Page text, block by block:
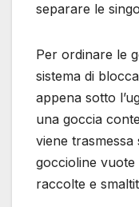
separare le
Per ordinare le
sistema di
appena sotto
una goccia
viene
goccioline
raccolte e